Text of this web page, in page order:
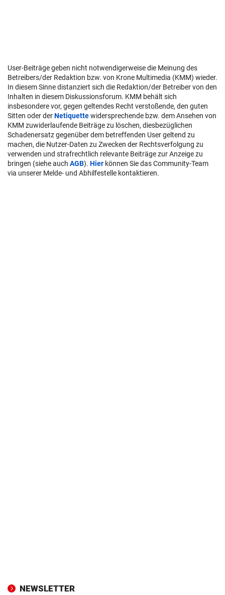
User-Beiträge geben nicht notwendigerweise die Meinung des
Betreibers/der Redaktion bzw. von Krone Multimedia (KMM) wieder.
In diesem Sinne distanziert sich die Redaktion/der Betreiber von den
Inhalten in diesem Diskussionsforum. KMM behält sich
insbesondere vor, gegen geltendes Recht verstoßende, den guten
Sitten oder derNetiquettewidersprechende bzw. dem Ansehen von
KMM zuwiderlaufende Beiträge zu löschen, diesbezüglichen
Schadenersatz gegenüber dem betreffenden User geltend zu
machen, die Nutzer-Daten zu Zwecken der Rechtsverfolgung zu
verwenden und strafrechtlich relevante Beiträge zur Anzeige zu
bringen (siehe auch AGB). Hier können Sie das Community-Team
via unserer Melde- und Abhilfestelle kontaktieren.
NEWSLETTER